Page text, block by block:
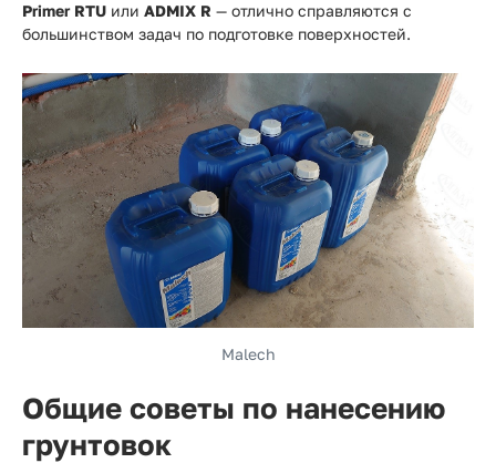
Primer RTU или ADMIX R — отлично справляются с
большинством задач по подготовке поверхностей.
Malech
Общие советы по нанесению
грунтовок